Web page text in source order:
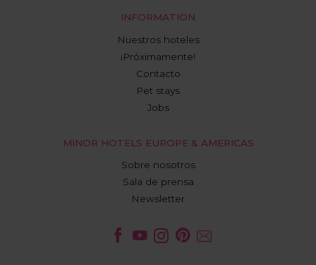
INFORMATION
Nuestros hoteles
¡Próximamente!
Contacto
Pet stays
Jobs
MINOR HOTELS EUROPE & AMERICAS
Sobre nosotros
Sala de prensa
Newsletter